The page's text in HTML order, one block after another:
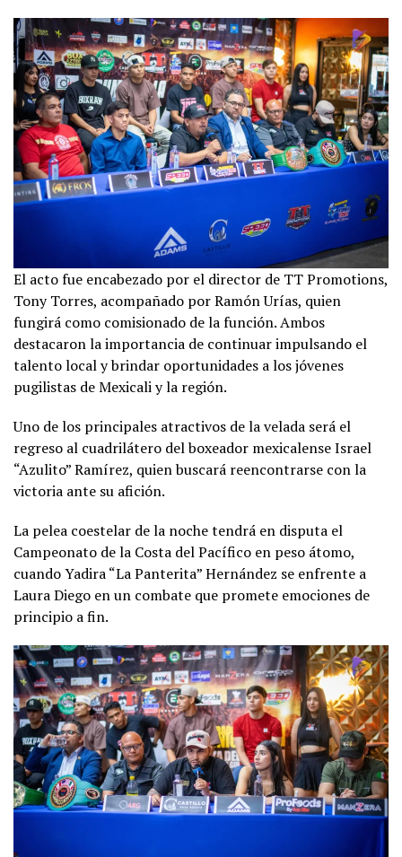
El acto fue encabezado por el director de TT Promotions,
Tony Torres, acompañado por Ramón Urías, quien
fungirá como comisionado de la función. Ambos
destacaron la importancia de continuar impulsando el
talento local y brindar oportunidades a los jóvenes
pugilistas de Mexicali y la región.
Uno de los principales atractivos de la velada será el
regreso al cuadrilátero del boxeador mexicalense Israel
“Azulito” Ramírez, quien buscará reencontrarse con la
victoria ante su afición.
La pelea coestelar de la noche tendrá en disputa el
Campeonato de la Costa del Pacífico en peso átomo,
cuando Yadira “La Panterita” Hernández se enfrente a
Laura Diego en un combate que promete emociones de
principio a fin.